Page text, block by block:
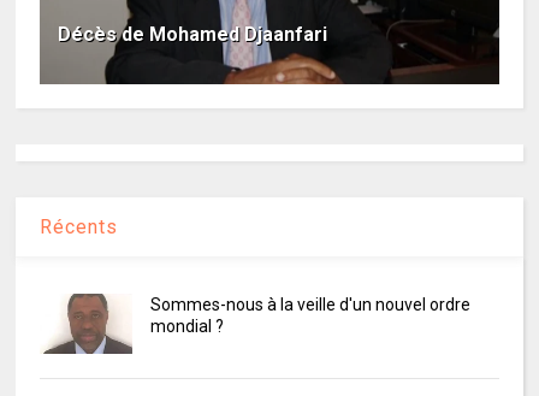
Décès de Mohamed Djaanfari
Récents
Sommes-nous à la veille d'un nouvel ordre
mondial ?